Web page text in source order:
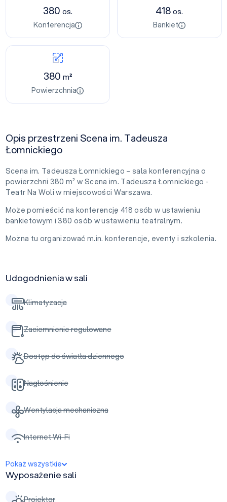
380 os.
Konferencja
418os.
Bankiet
380 m²
Powierzchnia
Opis przestrzeni Scena im. Tadeusza
Łomnickiego
Scena im. Tadeusza Łomnickiego – sala konferencyjna o
powierzchni 380 m² w Scena im. Tadeusza Łomnickiego -
Teatr Na Woli w miejscowości Warszawa.
Może pomieścić na konferencję 418 osób w ustawieniu
bankietowym i 380 osób w ustawieniu teatralnym.
Można tu organizować m.in. konferencje, eventy i szkolenia.
Udogodnienia w sali
Klimatyzacja
Zaciemnienie regulowane
Dostęp do światła dziennego
Nagłośnienie
Wentylacja mechaniczna
Internet Wi-Fi
Pokaż wszystkie
Wyposażenie sali
Projektor